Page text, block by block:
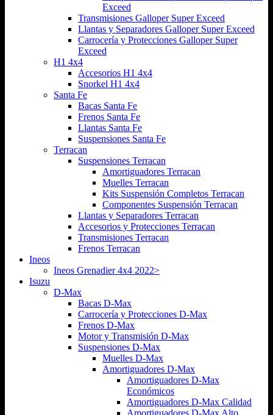
Exceed
Transmisiones Galloper Super Exceed
Llantas y Separadores Galloper Super Exceed
Carrocería y Protecciones Galloper Super
Exceed
H1 4x4
Accesorios H1 4x4
Snorkel H1 4x4
Santa Fe
Bacas Santa Fe
Frenos Santa Fe
Llantas Santa Fe
Suspensiones Santa Fe
Terracan
Suspensiones Terracan
Amortiguadores Terracan
Muelles Terracan
Kits Suspensión Completos Terracan
Componentes Suspensión Terracan
Llantas y Separadores Terracan
Accesorios y Protecciones Terracan
Transmisiones Terracan
Frenos Terracan
Ineos
Ineos Grenadier 4x4 2022>
Isuzu
D-Max
Bacas D-Max
Carrocería y Protecciones D-Max
Frenos D-Max
Motor y Transmisión D-Max
Suspensiones D-Max
Muelles D-Max
Amortiguadores D-Max
Amortiguadores D-Max
Económicos
Amortiguadores D-Max Calidad
Amortiguadores D-Max Alto